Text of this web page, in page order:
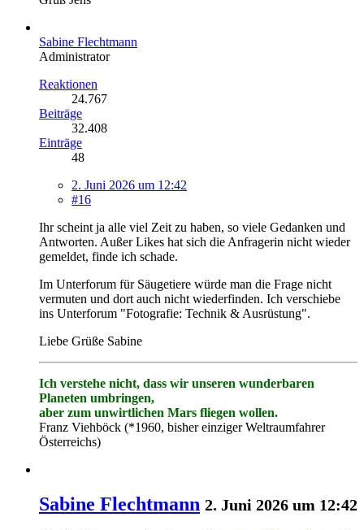
Sabine Flechtmann
Administrator
Reaktionen
24.767
Beiträge
32.408
Einträge
48
2. Juni 2026 um 12:42
#16
Ihr scheint ja alle viel Zeit zu haben, so viele Gedanken und
Antworten. Außer Likes hat sich die Anfragerin nicht wieder
gemeldet, finde ich schade.
Im Unterforum für Säugetiere würde man die Frage nicht
vermuten und dort auch nicht wiederfinden. Ich verschiebe
ins Unterforum "Fotografie: Technik & Ausrüstung".
Liebe Grüße Sabine
Ich verstehe nicht, dass wir unseren wunderbaren
Planeten umbringen,
aber zum unwirtlichen Mars fliegen wollen.
Franz Viehböck (*1960, bisher einziger Weltraumfahrer
Österreichs)
Sabine Flechtmann 2. Juni 2026 um 12:42